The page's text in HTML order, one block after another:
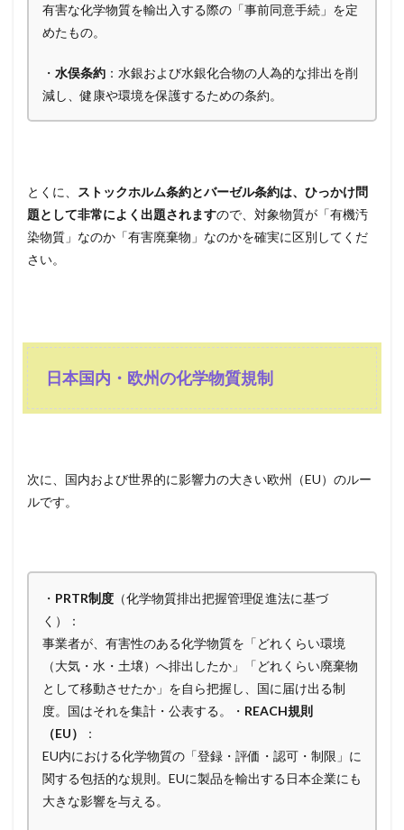
有害な化学物質を輸出入する際の「事前同意手続」を定
めたもの。
・ 水俣条約 ：水銀および水銀化合物の人為的な排出を削
減し、健康や環境を保護するための条約。
とくに、
ストックホルム条約とバーゼル条約は、ひっかけ問
題として非常によく出題されますので、対象物質が「有機汚
染物質」なのか「有害廃棄物」なのかを確実に区別してくだ
さい。
日本国内・欧州の化学物質規制
次に、国内および世界的に影響力の大きい欧州（EU）のルー
ルです。
・ PRTR制度 （化学物質排出把握管理促進法に基づ
く）：
事業者が、有害性のある化学物質を「どれくらい環境
（大気・水・土壌）へ排出したか」「どれくらい廃棄物
として移動させたか」を自ら把握し、国に届け出る制
度。国はそれを集計・公表する。・ REACH規則
（EU）
：
EU内における化学物質の「登録・評価・認可・制限」に
関する包括的な規則。EUに製品を輸出する日本企業にも
大きな影響を与える。